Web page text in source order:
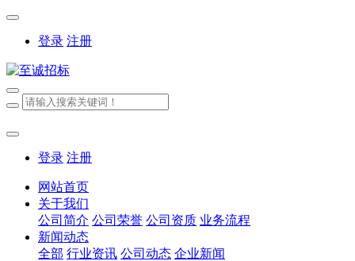
登录 注册
登录 注册
网站首页
关于我们
公司简介 公司荣誉 公司资质 业务流程
新闻动态
全部 行业资讯 公司动态 企业新闻